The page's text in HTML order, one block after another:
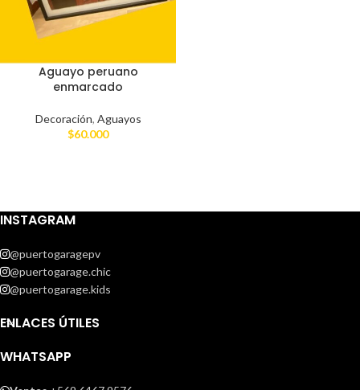
Aguayo peruano
enmarcado
Decoración, Aguayos
$60.000
INSTAGRAM
@puertogaragepv
@puertogarage.chic
@puertogarage.kids
ENLACES ÚTILES
WHATSAPP